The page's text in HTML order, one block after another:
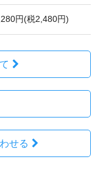
円(税2,480円)
せる